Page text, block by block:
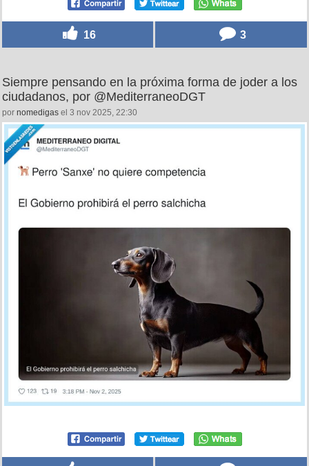
16 3
Siempre pensando en la próxima forma de joder a los
ciudadanos, por @MediterraneoDGT
por nomedigas el 3 nov 2025, 22:30